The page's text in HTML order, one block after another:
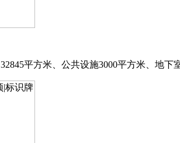
平方米、公共设施3000平方米、地下